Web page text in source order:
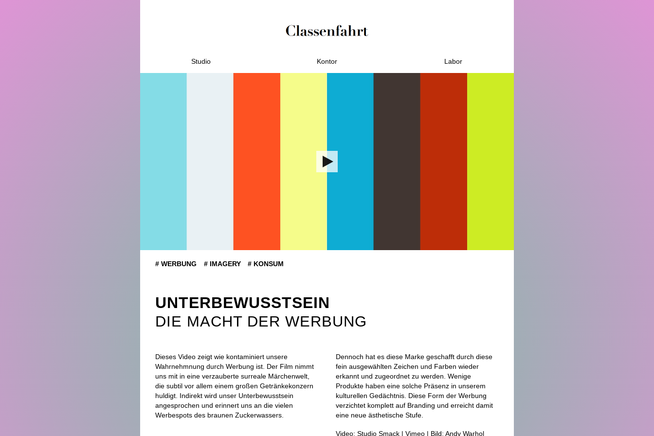
Studio Kontor Labor
# WERBUNG # IMAGERY # KONSUM
UNTERBEWUSSTSEIN
DIE MACHT DER WERBUNG
Dieses Video zeigt wie kontaminiert unsere
Wahrnehmnung durch Werbung ist. Der Film nimmt
uns mit in eine verzauberte surreale Märchenwelt,
die subtil vor allem einem großen Getränkekonzern
huldigt. Indirekt wird unser Unterbewusstsein
angesprochen und erinnert uns an die vielen
Werbespots des braunen Zuckerwassers.
Dennoch hat es diese Marke geschafft durch diese
fein ausgewählten Zeichen und Farben wieder
erkannt und zugeordnet zu werden. Wenige
Produkte haben eine solche Präsenz in unserem
kulturellen Gedächtnis. Diese Form der Werbung
verzichtet komplett auf Branding und erreicht damit
eine neue ästhetische Stufe.
Video: Studio Smack | Vimeo | Bild: Andy Warhol